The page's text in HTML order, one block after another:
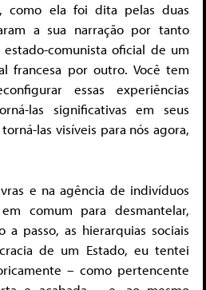
como ela foi dita pelas duas
a sua narração por tanto
comunista oficial de um
francesa por outro. Você tem
essas experiências
las significativas em seus
las visíveis para nós agora,
e na agência de indivíduos
comum para desmantelar,
a passo, as hierarquias sociais
de um Estado, eu tentei
– como pertencente